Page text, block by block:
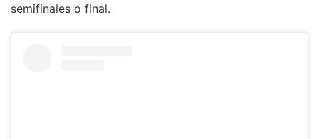
semifinales o final.